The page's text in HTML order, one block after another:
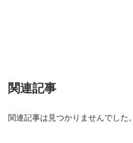
関連記事
関連記事は見つかりませんでした。